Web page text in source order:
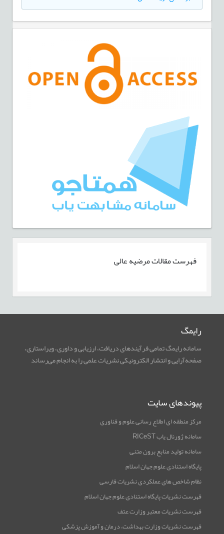
فهرست مقالاتمرضیه عالی
رایمگ
سامانه رایمگ تمامی فرآیندهای دریافت، ارزیابی و داوری، ویراستاری،
صفحه‌آرایی و انتشار الکترونیکی نشریات علمی را به انجام می‌رساند
پیوندهای سایت
مرکز منطقه ای اطلاع رسانی علوم و فناوری
سامانه ژورنال یاب RICeST
سامانه تولید منابع برون متنی
پایگاه استنادی علوم جهان اسلام
نظام شاخص های عملکردی نشریات فارسی
فهرست نشریات پایگاه استنادی علوم جهان اسلام
فهرست نشریات معتبر وزارت عتف
فهرست نشریات وزارت بهداشت، درمان و آموزش پزشکی